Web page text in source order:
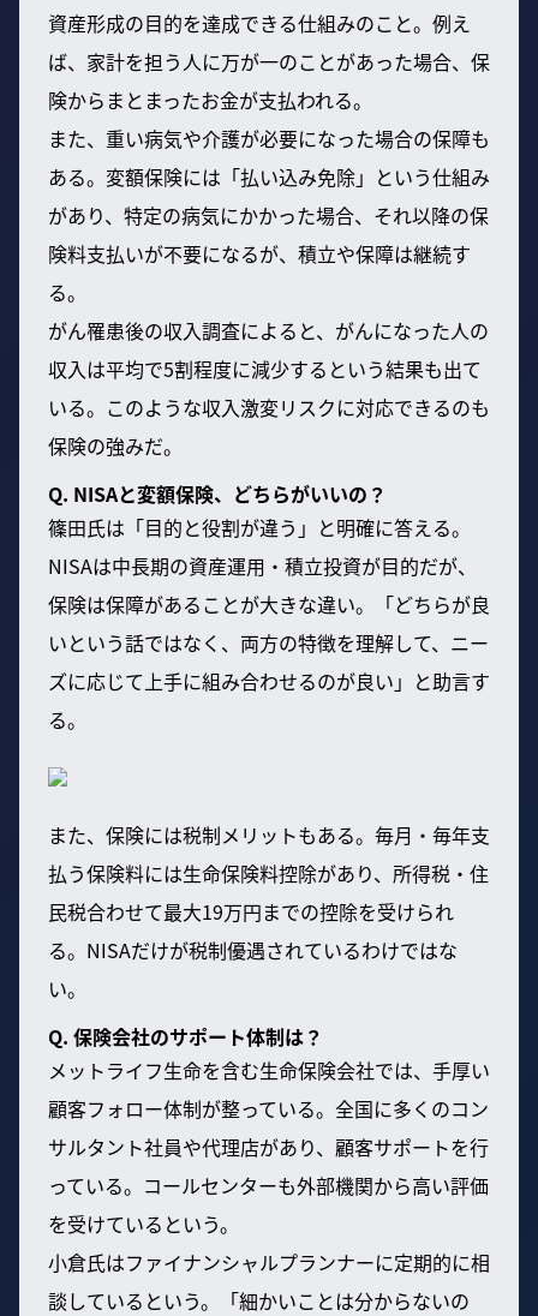
資産形成の目的を達成できる仕組みのこと。例え
ば、家計を担う人に万が一のことがあった場合、保
険からまとまったお金が支払われる。
また、重い病気や介護が必要になった場合の保障も
ある。変額保険には「払い込み免除」という仕組み
があり、特定の病気にかかった場合、それ以降の保
険料支払いが不要になるが、積立や保障は継続す
る。
がん罹患後の収入調査によると、がんになった人の
収入は平均で5割程度に減少するという結果も出て
いる。このような収入激変リスクに対応できるのも
保険の強みだ。
Q. NISAと変額保険、どちらがいいの？
篠田氏は「目的と役割が違う」と明確に答える。
NISAは中長期の資産運用・積立投資が目的だが、
保険は保障があることが大きな違い。「どちらが良
いという話ではなく、両方の特徴を理解して、ニー
ズに応じて上手に組み合わせるのが良い」と助言す
る。
また、保険には税制メリットもある。毎月・毎年支
払う保険料には生命保険料控除があり、所得税・住
民税合わせて最大19万円までの控除を受けられ
る。NISAだけが税制優遇されているわけではな
い。
Q. 保険会社のサポート体制は？
メットライフ生命を含む生命保険会社では、手厚い
顧客フォロー体制が整っている。全国に多くのコン
サルタント社員や代理店があり、顧客サポートを行
っている。コールセンターも外部機関から高い評価
を受けているという。
小倉氏はファイナンシャルプランナーに定期的に相
談しているという。「細かいことは分からないの